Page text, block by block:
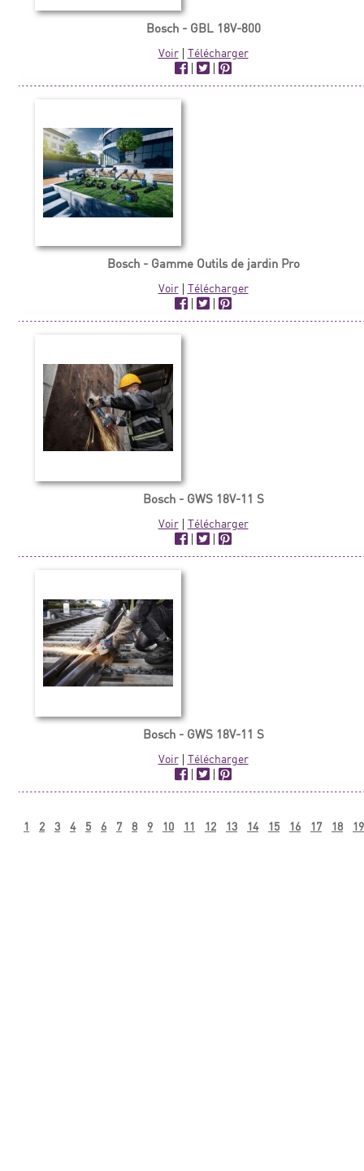
Bosch - GBL 18V-800
Voir| Télécharger
|
|
Bosch - Gamme Outils de jardin Pro
Voir| Télécharger
|
|
Bosch - GWS 18V-11 S
Voir| Télécharger
|
|
Bosch - GWS 18V-11 S
Voir| Télécharger
|
|
1 2 3 4 5 6 7 8 9 10 11 12 13 14 15 16 17 18 19